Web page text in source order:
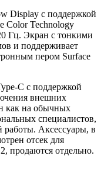
Display с поддержкой
Color Technology
Гц. Экран с тонкими
и поддерживает
пером Surface
C с поддержкой
внешних
как на обычных
специалистов,
работы. Аксессуары, в
отсек для
продаются отдельно.